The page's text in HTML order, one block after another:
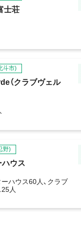
士荘
斗市)
（クラブヴェル
野)
ハウス
ハウス60人、クラブ
人